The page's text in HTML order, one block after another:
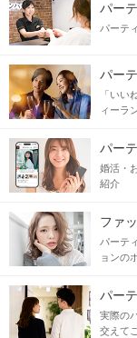
パー
パーテ
パー
「いい
ィーラ
パー
婚活・
紹介
ファ
パーテ
ョンの
パー
実際の
交えて